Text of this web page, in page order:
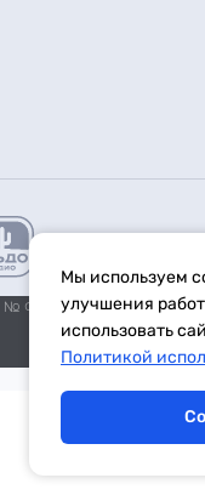
№ ФС77-59972 от
Мы используем
улучшения
использовать
Политикой